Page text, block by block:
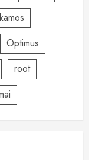
Optimus
root